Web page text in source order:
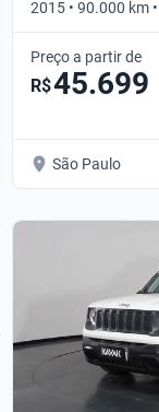
2015 • 90.000 km
Preço a partir de
R$45.699
São Paulo